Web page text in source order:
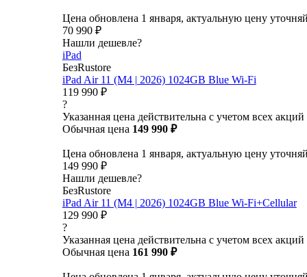
Цена обновлена 1 января, актуальную цену
70 990 ₽
Нашли дешевле?
iPad
БезRustore
iPad Air 11 (M4 | 2026) 1024GB Blue Wi-Fi
119 990 ₽
?
Указанная цена действительна с учетом всех акций
Обычная цена 149 990 ₽
Цена обновлена 1 января, актуальную цену
149 990 ₽
Нашли дешевле?
БезRustore
iPad Air 11 (M4 | 2026) 1024GB Blue Wi-Fi+Cellular
129 990 ₽
?
Указанная цена действительна с учетом всех акций
Обычная цена 161 990 ₽